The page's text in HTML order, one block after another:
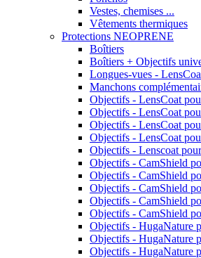
Vestes, chemises ...
Vêtements thermiques
Protections NEOPRENE
Boîtiers
Boîtiers + Objectifs
Longues-vues -
Manchons
Objectifs - LensCoat
Objectifs - LensCoat
Objectifs - LensCoat
Objectifs - LensCoat
Objectifs - Lenscoat
Objectifs - CamShield
Objectifs - CamShield
Objectifs - CamShield
Objectifs - CamShield
Objectifs - CamShield
Objectifs - HugaNature
Objectifs - HugaNature
Objectifs - HugaNature